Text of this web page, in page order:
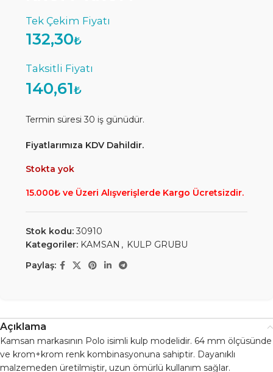
132,30₺
140,61₺
Termin süresi 30 iş günüdür.
Fiyatlarımıza KDV Dahildir.
Stokta yok
15.000₺ ve Üzeri Alışverişlerde Kargo Ücretsizdir.
Stok kodu:30910
Kategoriler: KAMSAN , KULP GRUBU
Paylaş:
Açıklama
Kamsan markasının Polo isimli kulp modelidir. 64 mm ölçüsünde
ve krom+krom renk kombinasyonuna sahiptir. Dayanıklı
malzemeden üretilmiştir, uzun ömürlü kullanım sağlar.